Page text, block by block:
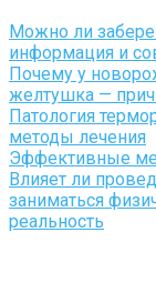
Можно ли
информация и
Почему у
желтушка —
Патология
методы лечения
Эффективные
Влияет ли
заниматься
реальность